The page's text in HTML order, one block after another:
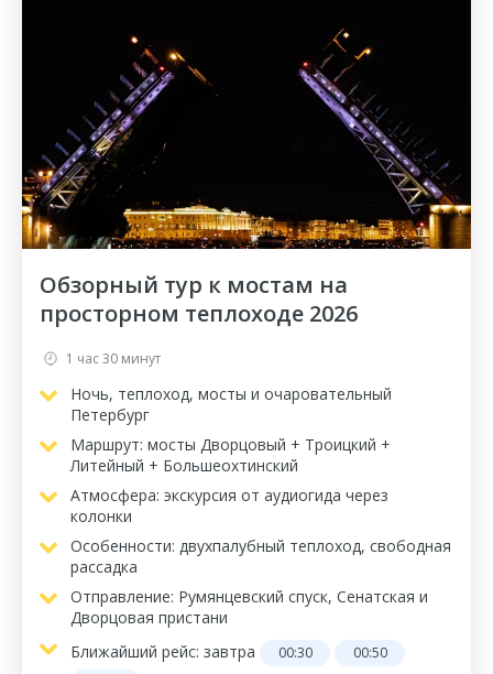
Обзорный тур к мостам на
просторном теплоходе 2026
1 час 30 минут
Ночь, теплоход, мосты и очаровательный
Петербург
Маршрут: мосты Дворцовый + Троицкий +
Литейный + Большеохтинский
Атмосфера: экскурсия от аудиогида через
колонки
Особенности: двухпалубный теплоход, свободная
рассадка
Отправление: Румянцевский спуск, Сенатская и
Дворцовая пристани
Ближайший рейс: завтра 00:30
00:50